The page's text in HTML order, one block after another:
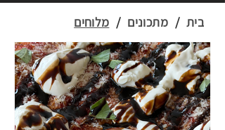
בית / מתכונים / מלוחים